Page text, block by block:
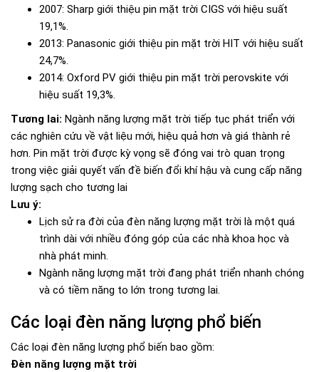
2007: Sharp giới thiệu pin mặt trời CIGS với hiệu suất
19,1%.
2013: Panasonic giới thiệu pin mặt trời HIT với hiệu suất
24,7%.
2014: Oxford PV giới thiệu pin mặt trời perovskite với
hiệu suất 19,3%.
Tương lai: Ngành năng lượng mặt trời tiếp tục phát triển với
các nghiên cứu về vật liệu mới, hiệu quả hơn và giá thành rẻ
hơn. Pin mặt trời được kỳ vọng sẽ đóng vai trò quan trọng
trong việc giải quyết vấn đề biến đổi khí hậu và cung cấp năng
lượng sạch cho tương lai
Lưu ý:
Lịch sử ra đời của đèn năng lượng mặt trời là một quá
trình dài với nhiều đóng góp của các nhà khoa học và
nhà phát minh.
Ngành năng lượng mặt trời đang phát triển nhanh chóng
và có tiềm năng to lớn trong tương lai.
Các loại đèn năng lượng phổ biến
Các loại đèn năng lượng phổ biến bao gồm:
Đèn năng lượng mặt trời